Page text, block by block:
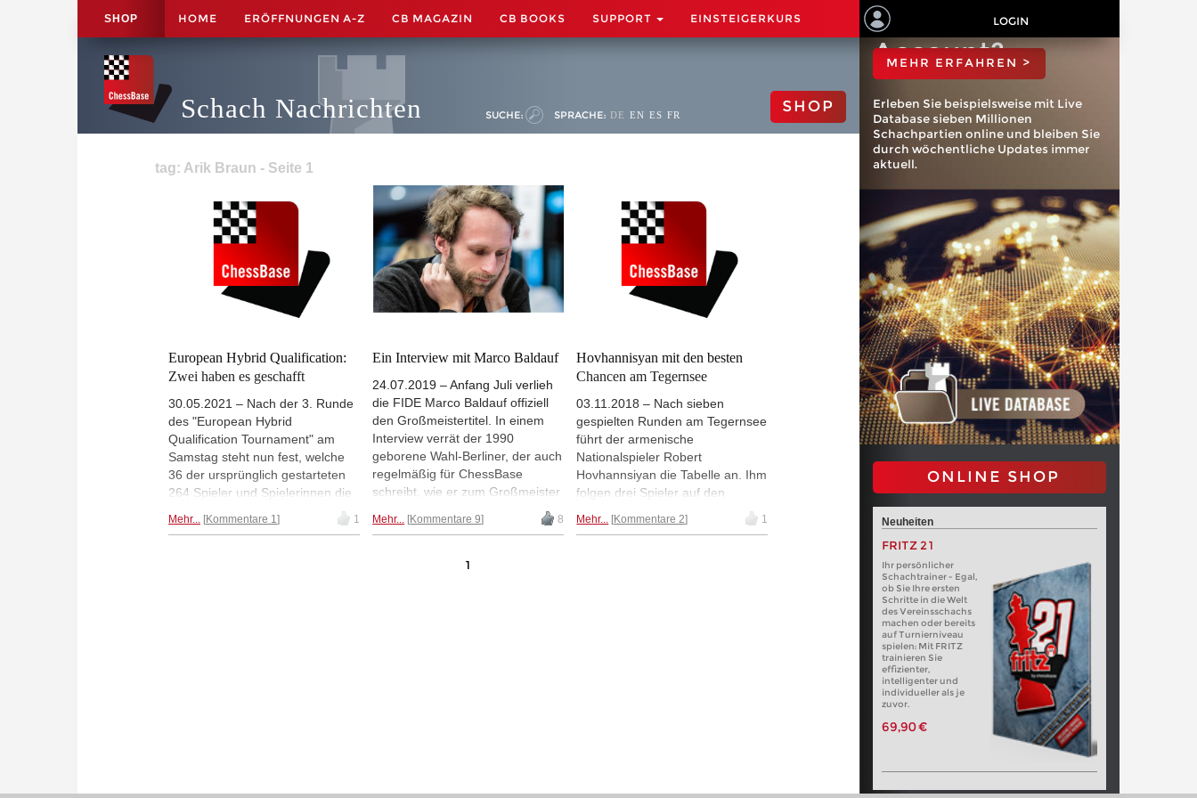
SHOP HOME ERÖFFNUNGEN A-Z CB MAGAZIN CB BOOKS SUPPORT EINSTEIGERKURS LOGIN
Schach Nachrichten SUCHE: SPRACHE: DE EN ES FR SHOP
tag: Arik Braun - Seite 1
European Hybrid Qualification:
Zwei haben es geschafft
30.05.2021 – Nach der 3. Runde
des "European Hybrid
Qualification Tournament" am
Samstag steht nun fest, welche
36 der ursprünglich gestarteten
264 Spieler und Spielerinnen die
Teilnahmeberechtigung für den
World Cup erlangt haben, der im
Mehr... Kommentare 1 1
Ein Interview mit Marco Baldauf
24.07.2019 – Anfang Juli verlieh
die FIDE Marco Baldauf offiziell
den Großmeistertitel. In einem
Interview verrät der 1990
geborene Wahl-Berliner, der auch
regelmäßig für ChessBase
schreibt, wie er zum Großmeister
Alexander Khalifman in seiner
warum er gerne Schach spielt. |
Mehr... Kommentare 9 8
Hovhannisyan mit den besten
Chancen am Tegernsee
03.11.2018 – Nach sieben
gespielten Runden am Tegernsee
führt der armenische
Nationalspieler Robert
Hovhannsiyan die Tabelle an. Ihm
folgen drei Spieler auf den
Openspezialist Igor Kovalenko
Mehr... Kommentare 2 1
1
ChessBase
Account?
MEHR ERFAHREN >
Erleben Sie beispielsweise mit Live
Database sieben Millionen
Schachpartien online und bleiben Sie
durch wöchentliche Updates immer
aktuell.
ONLINE SHOP
Neuheiten
FRITZ 21
Ihr persönlicher
Schachtrainer - Egal,
ob Sie Ihre ersten
Schritte in die Welt
des Vereinsschachs
machen oder bereits
auf Turnierniveau
spielen: Mit FRITZ
trainieren Sie
effizienter,
intelligenter und
individueller als je
zuvor.
69,90 €